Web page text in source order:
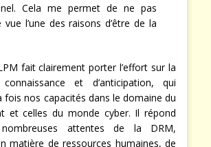
Cela me permet de ne pas
l’une des raisons d’être de la
fait clairement porter l’effort sur la
et d’anticipation, qui
fois nos capacités dans le domaine du
et celles du monde cyber. Il répond
attentes de la DRM,
matière de ressources humaines, de